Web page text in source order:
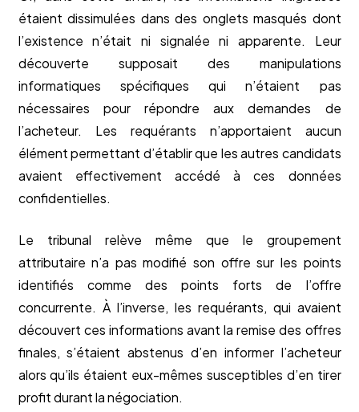
étaient dissimulées dans des onglets masqués dont
l’existence n’était ni signalée ni apparente. Leur
découverte supposait des manipulations
informatiques spécifiques qui n’étaient pas
nécessaires pour répondre aux demandes de
l’acheteur. Les requérants n’apportaient aucun
élément permettant d’établir que les autres candidats
avaient effectivement accédé à ces données
confidentielles.
Le tribunal relève même que le groupement
attributaire n’a pas modifié son offre sur les points
identifiés comme des points forts de l’offre
concurrente. À l’inverse, les requérants, qui avaient
découvert ces informations avant la remise des offres
finales, s’étaient abstenus d’en informer l’acheteur
alors qu’ils étaient eux-mêmes susceptibles d’en tirer
profit durant la négociation.